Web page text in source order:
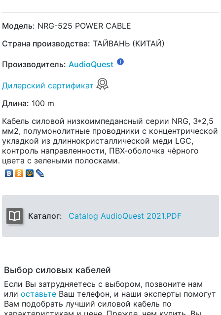
Модель: NRG-525 POWER CABLE
Страна производства: ТАЙВАНЬ (КИТАЙ)
Производитель: AudioQuest
Дилерский сертификат
Длина: 100 m
Кабель силовой низкоимпедансный серии NRG, 3*2,5
мм2, полумонолитные проводники с концентрической
укладкой из длиннокристаллической меди LGC,
контроль направленности, ПВХ-оболочка чёрного
цвета с зелеными полосками.
Каталог: Catalog AudioQuest 2021.PDF
Выбор силовых кабелей
Если Вы затрудняетесь с выбором, позвоните нам
или оставьте Ваш телефон, и наши эксперты помогут
Вам подобрать лучший силовой кабель по